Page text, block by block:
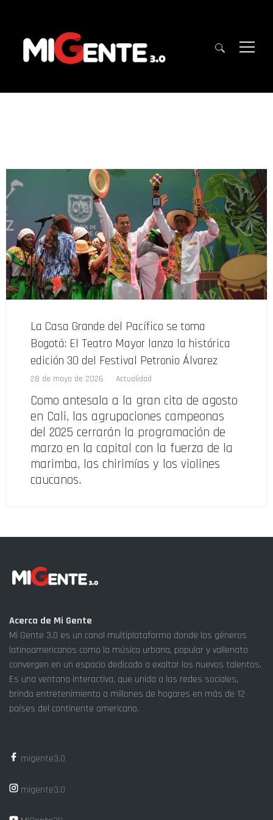
La Casa Grande del Pacífico se toma
Bogotá: El Teatro Mayor lanza la histórica
edición 30 del Festival Petronio Álvarez
28 de mayo de 2026 Actualidad
Como antesala a la gran cita de agosto
en Cali, las agrupaciones campeonas
del 2025 cerrarán la programación de
marzo en la capital con la fuerza de la
marimba, las chirimías y los violines
caucanos.
Acerca de Mi Gente
Mi Gente 3.0 es un canal multiplataforma donde los géneros
latinoamericanos como la música urbana, popular y vallenato
convergen en un espacio dedicado a exaltar los nuevos talentos.
Es una ventana interactiva, que unida a las redes sociales,
brinda entretenimiento a millones de hogares en más de 12
países del continente americano.
migente3.0
migente3.0